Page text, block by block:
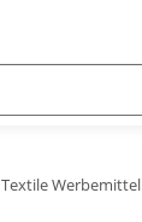
Textile Werbemittel